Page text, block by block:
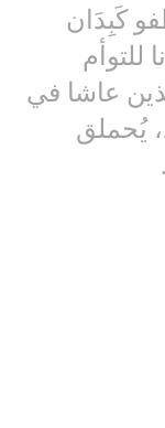
كَبِدَان
للتوأم
عاشا في
يُحملق